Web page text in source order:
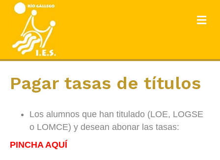
Pagar tasas de títulos
Los alumnos que han titulado (LOE, LOGSE
o LOMCE) y desean abonar las tasas:
PINCHA AQUÍ